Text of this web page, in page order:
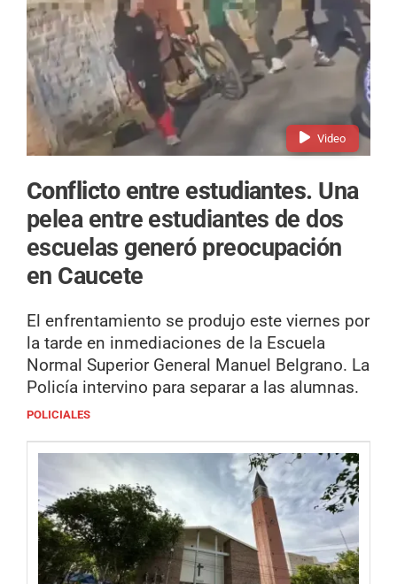
Video
Conflicto entre estudiantes. Una
pelea entre estudiantes de dos
escuelas generó preocupación
en Caucete
El enfrentamiento se produjo este viernes por
la tarde en inmediaciones de la Escuela
Normal Superior General Manuel Belgrano. La
Policía intervino para separar a las alumnas.
POLICIALES